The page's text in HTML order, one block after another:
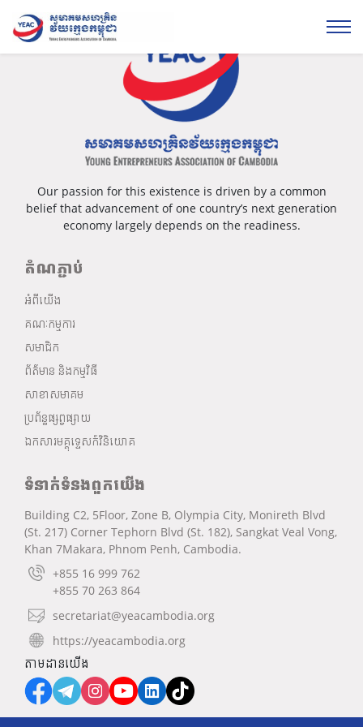
Our passion for this existence is driven by a common
belief that advancement of one country’s next generation
economy largely depends on the readiness.
តំណភ្ជាប់
អំពីយើង
គណៈកម្មការ
សមាជិក
ព័ត៌មាន និងកម្មវិធី
សាខាសមាគម
ប្រព័ន្ធផ្សព្វផ្សាយ
ឯកសារមគ្គុទ្ទេសក៍វិនិយោគ
ទំនាក់ទំនងពួកយើង
Building C2, 5Floor, Zone B, Olympia City, Monireth Blvd
(St. 217) Corner Tephorn Blvd (St. 182), Sangkat Veal Vong,
Khan 7Makara, Phnom Penh, Cambodia.
+855 16 999 762
+855 70 263 864
secretariat@yeacambodia.org
https://yeacambodia.org
តាមដានយើង